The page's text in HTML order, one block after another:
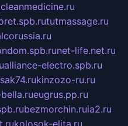
cleanmedicine.ru
tutmassage.ru
net-life.net.ru
alliance-electro.spb.ru
kinzozo-ru.ru
eugrus.pp.ru
bezmorchin.ruia2.ru